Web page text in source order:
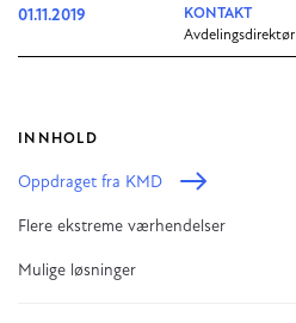
01.11.2019
KONTAKT
Avdelingsdirektør
INNHOLD
Oppdraget fra KMD
Flere ekstreme værhendelser
Mulige løsninger